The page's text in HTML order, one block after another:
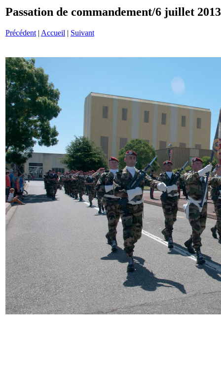
Passation de commandement/6 juillet
Précédent | Accueil | Suivant